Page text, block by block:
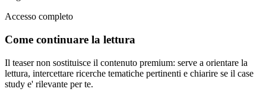
Accesso completo
Come continuare la lettura
Il teaser non sostituisce il contenuto premium: serve a orientare la
lettura, intercettare ricerche tematiche pertinenti e chiarire se il case
study e' rilevante per te.